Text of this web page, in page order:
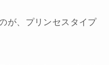
が、プリンセスタイプ